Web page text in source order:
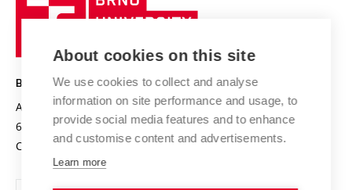
Research infrastructures
Projects
Projects from Structural Funds
Specific University Research
International Agreements
Sustainable university
Safe University
Organization Structure
Official notice board
Personal Data Protection
Technology
BRNO UNIVERSITY OF TECHNOLOGY
Antonínská 548/1
602 00 Brno
Czech Republic
www.vut.cz
vut@vutbr.cz
About cookies on this site
We use cookies to collect and analyse
information on site performance and usage, to
provide social media features and to enhance
and customise content and advertisements.
Learn more